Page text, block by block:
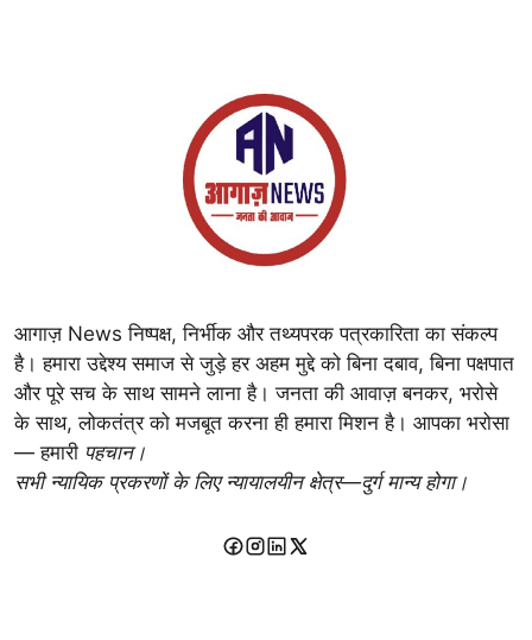
आगाज़ News निष्पक्ष, निर्भीक और तथ्यपरक पत्रकारिता का संकल्प
है। हमारा उद्देश्य समाज से जुड़े हर अहम मुद्दे को बिना दबाव, बिना पक्षपात
और पूरे सच के साथ सामने लाना है। जनता की आवाज़ बनकर, भरोसे
के साथ, लोकतंत्र को मजबूत करना ही हमारा मिशन है। आपका भरोसा
— हमारी पहचान।
सभी न्यायिक प्रकरणों के लिए न्यायालयीन क्षेत्र—दुर्ग मान्य होगा।